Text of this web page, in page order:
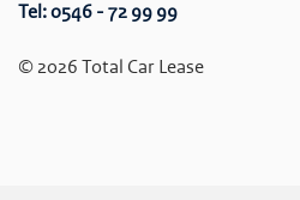
Tel: 0546 - 72 99 99
© 2026 Total Car Lease